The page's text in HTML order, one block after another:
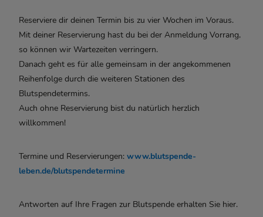
Reserviere dir deinen Termin bis zu vier Wochen im Voraus.
Mit deiner Reservierung hast du bei der Anmeldung Vorrang,
so können wir Wartezeiten verringern.
Danach geht es für alle gemeinsam in der angekommenen
Reihenfolge durch die weiteren Stationen des
Blutspendetermins.
Auch ohne Reservierung bist du natürlich herzlich
willkommen!
Termine und Reservierungen: www.blutspende-
leben.de/blutspendetermine
Antworten auf Ihre Fragen zur Blutspende erhalten Sie hier.